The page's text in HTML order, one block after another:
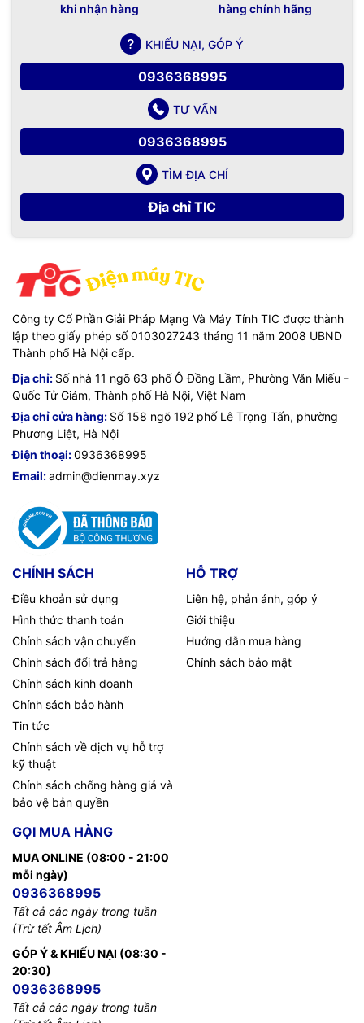
khi nhận hàng
hàng chính hãng
KHIẾU NẠI, GÓP Ý
0936368995
TƯ VẤN
0936368995
TÌM ĐỊA CHỈ
Địa chỉ TIC
Công ty Cổ Phần Giải Pháp Mạng Và Máy Tính TIC được thành
lập theo giấy phép số 0103027243 tháng 11 năm 2008 UBND
Thành phố Hà Nội cấp.
Địa chỉ: Số nhà 11 ngõ 63 phố Ô Đồng Lầm, Phường Văn Miếu -
Quốc Tử Giám, Thành phố Hà Nội, Việt Nam
Địa chỉ cửa hàng: Số 158 ngõ 192 phố Lê Trọng Tấn, phường
Phương Liệt, Hà Nội
Điện thoại:0936368995
Email:admin@dienmay.xyz
CHÍNH SÁCH
Điều khoản sử dụng
Hình thức thanh toán
Chính sách vận chuyển
Chính sách đổi trả hàng
Chính sách kinh doanh
Chính sách bảo hành
Tin tức
Chính sách về dịch vụ hỗ trợ
kỹ thuật
Chính sách chống hàng giả và
bảo vệ bản quyền
HỖ TRỢ
Liên hệ, phản ánh, góp ý
Giới thiệu
Hướng dẫn mua hàng
Chính sách bảo mật
GỌI MUA HÀNG
MUA ONLINE (08:00 - 21:00
mỗi ngày)
0936368995
Tất cả các ngày trong tuần
(Trừ tết Âm Lịch)
GÓP Ý & KHIẾU NẠI (08:30 -
20:30)
0936368995
Tất cả các ngày trong tuần